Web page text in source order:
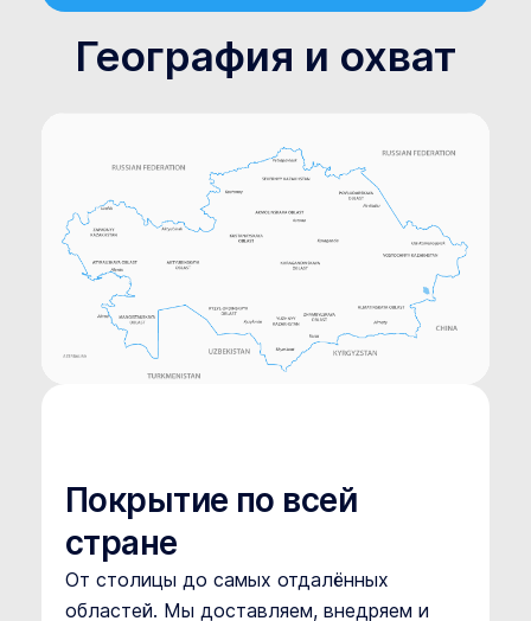
География и охват
Покрытие по всей
стране
От столицы до самых отдалённых
областей. Мы доставляем, внедряем и